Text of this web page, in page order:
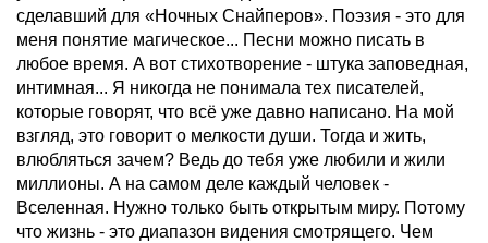
сделавший для «Ночных Снайперов». Поэзия - это для
меня понятие магическое... Песни можно писать в
любое время. А вот стихотворение - штука заповедная,
интимная... Я никогда не понимала тех писателей,
которые говорят, что всё уже давно написано. На мой
взгляд, это говорит о мелкости души. Тогда и жить,
влюбляться зачем? Ведь до тебя уже любили и жили
миллионы. А на самом деле каждый человек -
Вселенная. Нужно только быть открытым миру. Потому
что жизнь - это диапазон видения смотрящего. Чем